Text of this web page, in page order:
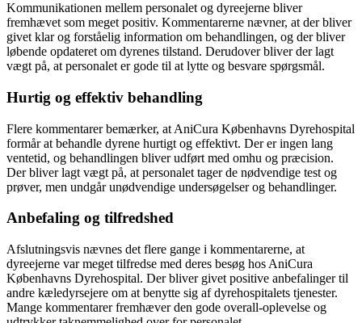
Kommunikationen mellem personalet og dyreejerne bliver
fremhævet som meget positiv. Kommentarerne nævner, at der bliver
givet klar og forståelig information om behandlingen, og der bliver
løbende opdateret om dyrenes tilstand. Derudover bliver der lagt
vægt på, at personalet er gode til at lytte og besvare spørgsmål.
Hurtig og effektiv behandling
Flere kommentarer bemærker, at AniCura Københavns Dyrehospital
formår at behandle dyrene hurtigt og effektivt. Der er ingen lang
ventetid, og behandlingen bliver udført med omhu og præcision.
Der bliver lagt vægt på, at personalet tager de nødvendige test og
prøver, men undgår unødvendige undersøgelser og behandlinger.
Anbefaling og tilfredshed
Afslutningsvis nævnes det flere gange i kommentarerne, at
dyreejerne var meget tilfredse med deres besøg hos AniCura
Københavns Dyrehospital. Der bliver givet positive anbefalinger til
andre kæledyrsejere om at benytte sig af dyrehospitalets tjenester.
Mange kommentarer fremhæver den gode overall-oplevelse og